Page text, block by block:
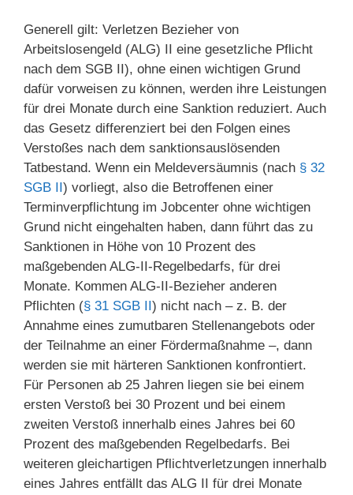
Generell gilt: Verletzen Bezieher von
Arbeitslosengeld (ALG) II eine gesetzliche Pflicht
nach dem SGB II), ohne einen wichtigen Grund
dafür vorweisen zu können, werden ihre Leistungen
für drei Monate durch eine Sanktion reduziert. Auch
das Gesetz differenziert bei den Folgen eines
Verstoßes nach dem sanktionsauslösenden
Tatbestand. Wenn ein Meldeversäumnis (nach § 32
SGB II) vorliegt, also die Betroffenen einer
Terminverpflichtung im Jobcenter ohne wichtigen
Grund nicht eingehalten haben, dann führt das zu
Sanktionen in Höhe von 10 Prozent des
maßgebenden ALG-II-Regelbedarfs, für drei
Monate. Kommen ALG-II-Bezieher anderen
Pflichten (§ 31 SGB II) nicht nach – z. B. der
Annahme eines zumutbaren Stellenangebots oder
der Teilnahme an einer Fördermaßnahme –, dann
werden sie mit härteren Sanktionen konfrontiert.
Für Personen ab 25 Jahren liegen sie bei einem
ersten Verstoß bei 30 Prozent und bei einem
zweiten Verstoß innerhalb eines Jahres bei 60
Prozent des maßgebenden Regelbedarfs. Bei
weiteren gleichartigen Pflichtverletzungen innerhalb
eines Jahres entfällt das ALG II für drei Monate